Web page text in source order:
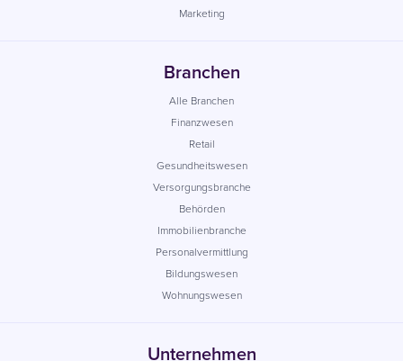
Marketing
Branchen
Alle Branchen
Finanzwesen
Retail
Gesundheitswesen
Versorgungsbranche
Behörden
Immobilienbranche
Personalvermittlung
Bildungswesen
Wohnungswesen
Unternehmen